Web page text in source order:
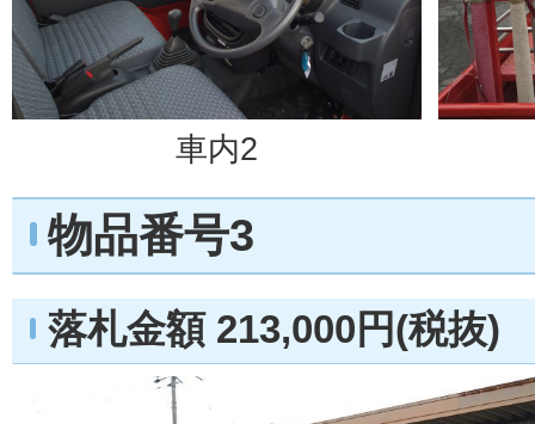
車内2
物品番号3
落札金額 213,000円(税抜)